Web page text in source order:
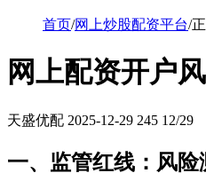
首页/网上炒股配资平台/
网上配资开户
天盛优配 2025-12-29 245 12/29
一、监管红线：风险